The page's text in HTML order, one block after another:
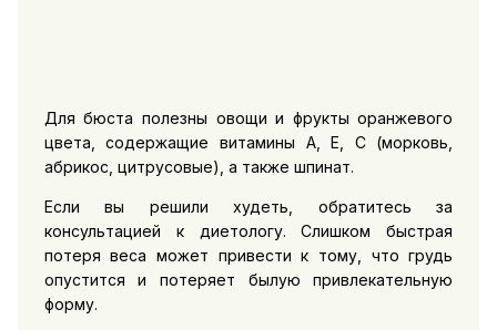
Для бюста полезны овощи и фрукты оранжевого
цвета, содержащие витамины А, Е, С (морковь,
абрикос, цитрусовые), а также шпинат.
Если вы решили худеть, обратитесь за
консультацией к диетологу. Слишком быстрая
потеря веса может привести к тому, что грудь
опустится и потеряет былую привлекательную
форму.